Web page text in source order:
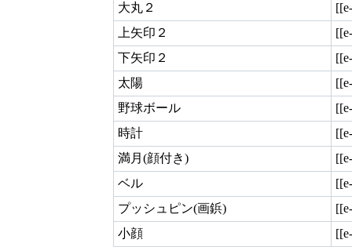
大丸２
上矢印２
下矢印２
太陽
野球ボール
時計
満月(顔付き)
ベル
プッシュピン(画鋲)
小顔